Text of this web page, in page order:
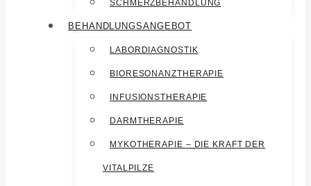
SCHMERZBEHANDLUNG
BEHANDLUNGSANGEBOT
LABORDIAGNOSTIK
BIORESONANZTHERAPIE
INFUSIONSTHERAPIE
DARMTHERAPIE
MYKOTHERAPIE – DIE KRAFT DER
VITALPILZE